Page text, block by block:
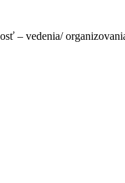
– vedenia/